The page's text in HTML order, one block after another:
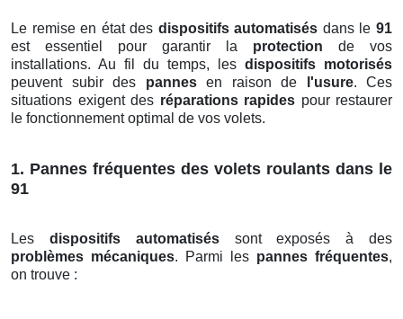
Le remise en état des dispositifs automatisés dans le91
est essentiel pour garantir la protection de vos
installations. Au fil du temps, les dispositifs motorisés
peuvent subir des pannesen raison de l'usure. Ces
situations exigent des réparations rapides pour restaurer
le fonctionnement optimal de vos volets.
1. Pannes fréquentes des volets roulants dans le
91
Les dispositifs automatiséssont exposés à des
problèmes mécaniques. Parmi les pannes fréquentes,
on trouve :